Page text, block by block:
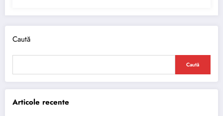
Caută
Caută
Articole recente